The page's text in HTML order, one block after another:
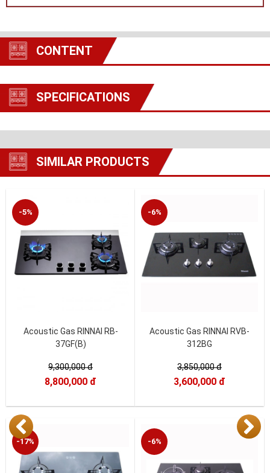
CONTENT
SPECIFICATIONS
SIMILAR PRODUCTS
-5%
Acoustic Gas RINNAI RB-
37GF(B)
9,300,000 đ
8,800,000 đ
-6%
Acoustic Gas RINNAI RVB-
312BG
3,850,000 đ
3,600,000 đ
-17% -6%